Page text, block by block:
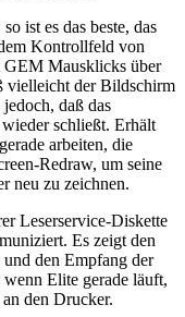
ist es das beste, das
Kontrollfeld von
GEM Mausklicks über
vielleicht der Bildschirm
daß das
schließt. Erhält
arbeiten, die
Redraw, um seine
neu zu zeichnen.
Leserservice-Diskette
Es zeigt den
den Empfang der
Elite gerade läuft,
den Drucker.